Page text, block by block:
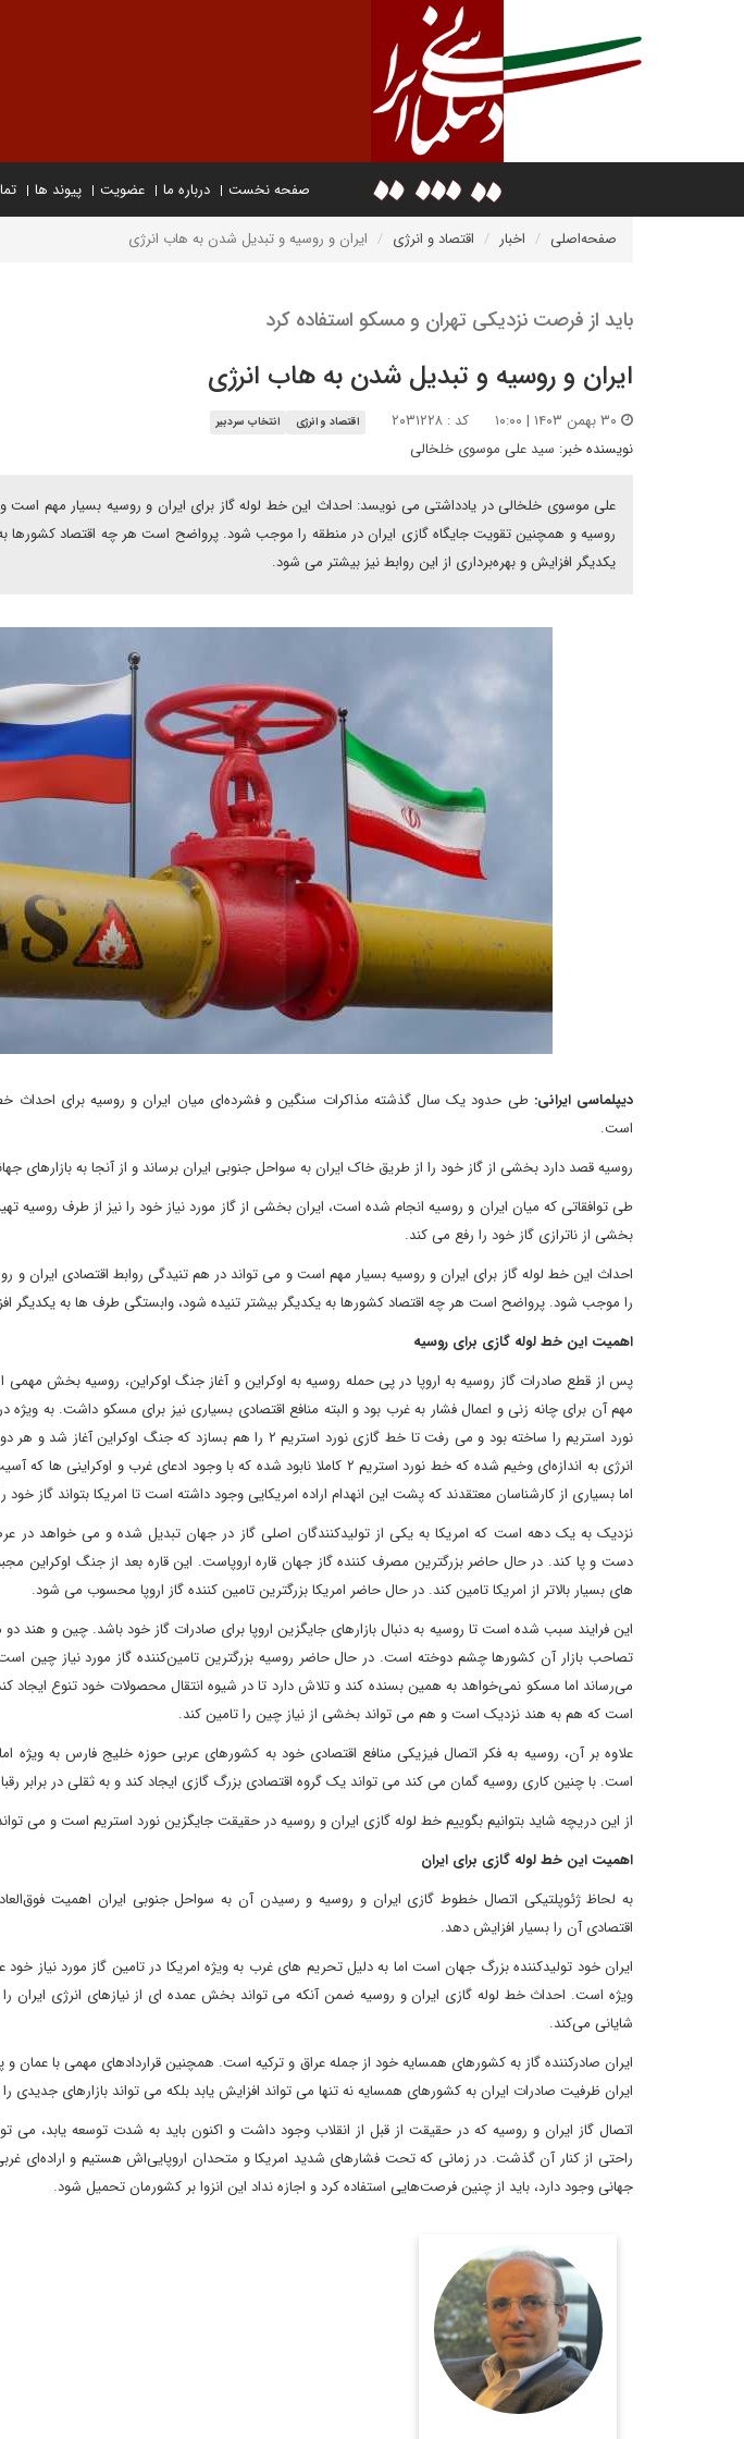
صفحه نخست درباره ما عضویت پیوند ها
صفحه‌اصلی اخبار اقتصاد و انرژی ایران و روسیه و تبدیل شدن به هاب انرژی
باید از فرصت نزدیکی تهران و مسکو استفاده کرد
ایران و روسیه و تبدیل شدن به هاب انرژی
کد : ۲۰۳۱۲۲۸ اقتصاد و انرژی انتخاب سردبیر
نویسنده خبر: سید علی موسوی خلخالی
علی موسوی خلخالی در یادداشتی می نویسد: احداث این خط لوله گاز برای ایران و روسیه بسیار مهم است و
روسیه و همچنین تقویت جایگاه گازی ایران در منطقه را موجب شود. پرواضح است هر چه اقتصاد کشورها
یکدیگر افزایش و بهره‌برداری از این روابط نیز بیشتر می شود.
دیپلماسی ایرانی: طی حدود یک سال گذشته مذاکرات سنگین و فشرده‌ای میان ایران و روسیه برای احداث
است.
روسیه قصد دارد بخشی از گاز خود را از طریق خاک ایران به سواحل جنوبی ایران برساند و از آنجا به بازارهای
طی توافقاتی که میان ایران و روسیه انجام شده است، ایران بخشی از گاز مورد نیاز خود را نیز از طرف روسیه
بخشی از ناترازی گاز خود را رفع می کند.
احداث این خط لوله گاز برای ایران و روسیه بسیار مهم است و می تواند در هم تنیدگی روابط اقتصادی ایران و
را موجب شود. پرواضح است هر چه اقتصاد کشورها به یکدیگر بیشتر تنیده شود، وابستگی طرف ها به یکدیگر
اهمیت این خط لوله گازی برای روسیه
پس از قطع صادرات گاز روسیه به اروپا در پی حمله روسیه به اوکراین و آغاز جنگ اوکراین، روسیه بخش مهمی از
مهم آن برای چانه زنی و اعمال فشار به غرب بود و البته منافع اقتصادی بسیاری نیز برای مسکو داشت. به
نورد استریم را ساخته بود و می رفت تا خط گازی نورد استریم ۲ را هم
انرژی به اندازه‌ای وخیم شده که خط نورد استریم ۲ کاملا نابود شده که با وجود
اما بسیاری از کارشناسان معتقدند که پشت این انهدام اراده امریکایی وجود داشته است تا امریکا بتواند گاز خود
نزدیک به یک دهه است که امریکا به یکی از تولیدکنندگان اصلی گاز در جهان تبدیل شده و می خواهد در
دست و پا کند. در حال حاضر بزرگترین مصرف کننده گاز جهان قاره اروپاست. این قاره بعد از جنگ اوکراین
های بسیار بالاتر از امریکا تامین کند. در حال حاضر امریکا بزرگترین تامین کننده گاز اروپا محسوب می شود.
این فرایند سبب شده است تا روسیه به دنبال بازارهای جایگزین اروپا برای صادرات گاز خود باشد. چین و
تصاحب بازار آن کشورها چشم دوخته است. در حال حاضر روسیه بزرگترین تامین‌کننده گاز مورد نیاز چین
می‌رساند اما مسکو نمی‌خواهد به همین بسنده کند و تلاش دارد تا در شیوه انتقال محصولات خود تنوع‌ ایجاد
است که هم به هند نزدیک است و هم می تواند بخشی از نیاز چین را تامین کند.
علاوه بر آن، روسیه به فکر اتصال فیزیکی منافع اقتصادی خود به کشورهای عربی حوزه خلیج فارس به ویژه
است. با چنین کاری روسیه گمان می کند می تواند یک گروه اقتصادی بزرگ گازی ایجاد کند و به ثقلی در برابر
از این دریچه شاید بتوانیم بگوییم خط لوله گازی ایران و روسیه در حقیقت جایگزین نورد استریم است و می
اهمیت این خط لوله گازی برای ایران
به لحاظ ژئوپلتیکی اتصال خطوط گازی ایران و روسیه و رسیدن آن به سواحل جنوبی ایران اهمیت
اقتصادی آن را بسیار افزایش دهد.
ایران خود تولیدکننده بزرگ جهان است اما به دلیل تحریم های غرب به ویژه امریکا در تامین گاز مورد نیاز
ویژه است. احداث خط لوله گازی ایران و روسیه ضمن آنکه می تواند بخش عمده ای از نیازهای انرژی ایران را
شایانی می‌کند.
ایران صادرکننده گاز به کشورهای همسایه خود از جمله عراق و ترکیه است. همچنین قراردادهای مهمی با عمان و
ایران ظرفیت صادرات ایران به کشورهای همسایه نه تنها می تواند افزایش یابد بلکه می تواند بازارهای جدیدی را
اتصال گاز ایران و روسیه که در حقیقت از قبل از انقلاب وجود داشت و اکنون باید به شدت توسعه یابد، می
راحتی از کنار آن گذشت. در زمانی که تحت فشارهای شدید امریکا و متحدان اروپایی‌اش هستیم و اراده‌ای
جهانی وجود دارد، باید از چنین فرصت‌هایی استفاده کرد و اجازه نداد این انزوا بر کشورمان تحمیل شود.
روزنامه نگار، نویسنده،
مترجم و سردبیر دیپلماسی
ایرانی.
اطلاعات بیشتر